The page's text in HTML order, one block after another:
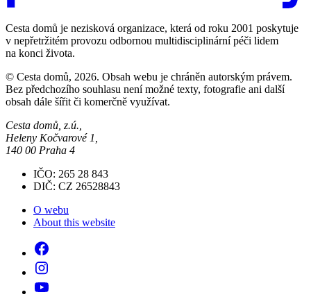
Cesta domů je nezisková organizace, která od roku 2001 poskytuje
v nepřetržitém provozu odbornou multidisciplinární péči lidem
na konci života.
© Cesta domů, 2026. Obsah webu je chráněn autorským právem.
Bez předchozího souhlasu není možné texty, fotografie ani další
obsah dále šířit či komerčně využívat.
Cesta domů, z.ú.,
Heleny Kočvarové 1,
140 00 Praha 4
IČO: 265 28 843
DIČ: CZ 26528843
O webu
About this website